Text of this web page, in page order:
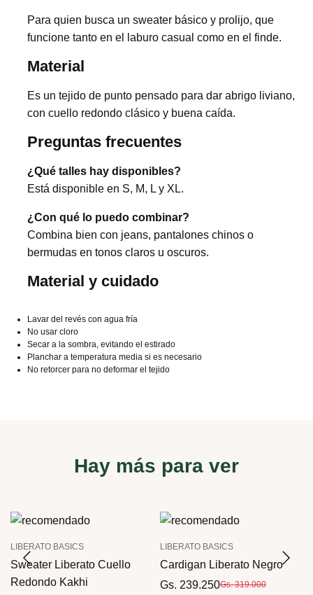
Para quien busca un sweater básico y prolijo, que
funcione tanto en el laburo casual como en el finde.
Material
Es un tejido de punto pensado para dar abrigo liviano,
con cuello redondo clásico y buena caída.
Preguntas frecuentes
¿Qué talles hay disponibles?
Está disponible en S, M, L y XL.
¿Con qué lo puedo combinar?
Combina bien con jeans, pantalones chinos o
bermudas en tonos claros u oscuros.
Material y cuidado
Lavar del revés con agua fría
No usar cloro
Secar a la sombra, evitando el estirado
Planchar a temperatura media si es necesario
No retorcer para no deformar el tejido
Hay más para ver
LIBERATO BASICS
Sweater Liberato Cuello
Redondo Kakhi
LIBERATO BASICS
Cardigan Liberato Negro
Gs. 239.250Gs. 319.000